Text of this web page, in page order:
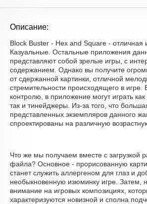
Описание:
Block Buster - Hex and Square - отличная
Казуальные. Остальные приложения
представляют собой зрелые игры, с
содержанием. Однако вы получите
от сдержанной картинки, отличной
стремительности происходящего в игре.
контролю, в приложение могут играть
так и тинейджеры. Из-за того, что
представленных экземпляров данного
спроектированы на различную
Что же мы получаем вместе с загрузкой
файла? Основное - прорисованную
станет служить аллергеном для глаз и
необыкновенную изюминку игре. Затем,
внимание на игровых композициях,
характеризуются новизной и сполна